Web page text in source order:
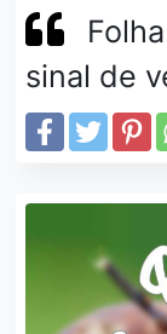
sinal de